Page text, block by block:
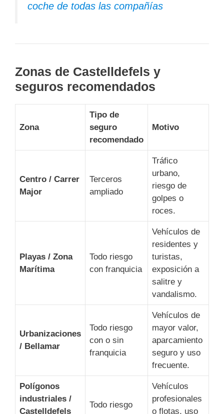
coche de todas las compañías
Zonas de Castelldefels y
seguros recomendados
Zona
Tipo de
seguro
recomendado
Motivo
Centro / Carrer
Major
Terceros
ampliado
Tráfico
urbano,
riesgo de
golpes o
roces.
Playas / Zona
Marítima
Todo riesgo
con franquicia
Vehículos de
residentes y
turistas,
exposición a
salitre y
vandalismo.
Urbanizaciones
/ Bellamar
Todo riesgo
con o sin
franquicia
Vehículos de
mayor valor,
aparcamiento
seguro y uso
frecuente.
Polígonos
industriales /
Castelldefels
Todo riesgo
Vehículos
profesionales
o flotas, uso